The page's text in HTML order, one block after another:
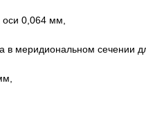
0,064 мм,
в меридиональном сечении